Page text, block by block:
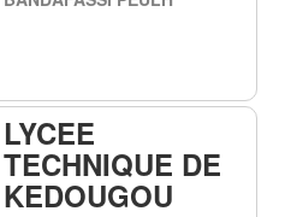
LYCEE
TECHNIQUE DE
KEDOUGOU